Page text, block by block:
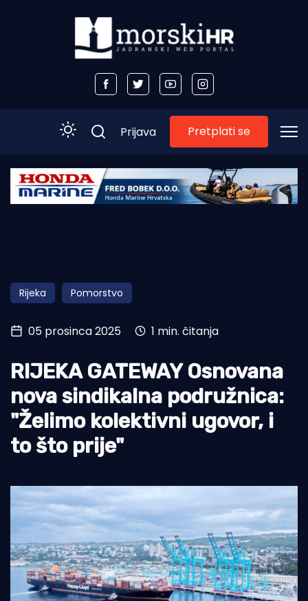
Početna
Obala
Otoci
Turizam i nautika
Pomorstvo
Ribolov
Ekologija
Tradicija i kultura
Prijava Pretplati se
Rijeka Pomorstvo
05 prosinca 2025 1 min. čitanja
RIJEKA GATEWAY Osnovana
nova sindikalna podružnica:
"Želimo kolektivni ugovor, i
to što prije"